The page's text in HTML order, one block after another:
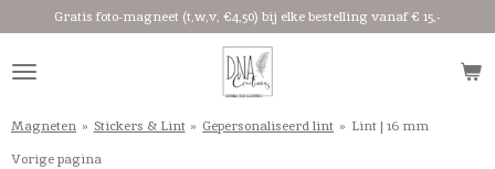
de
Gratis foto-magneet (t,w,v, €4,50) bij elke bestelling vanaf € 15,-
Magneten » Stickers & Lint » Gepersonaliseerd lint » Lint | 16 mm
Vorige pagina